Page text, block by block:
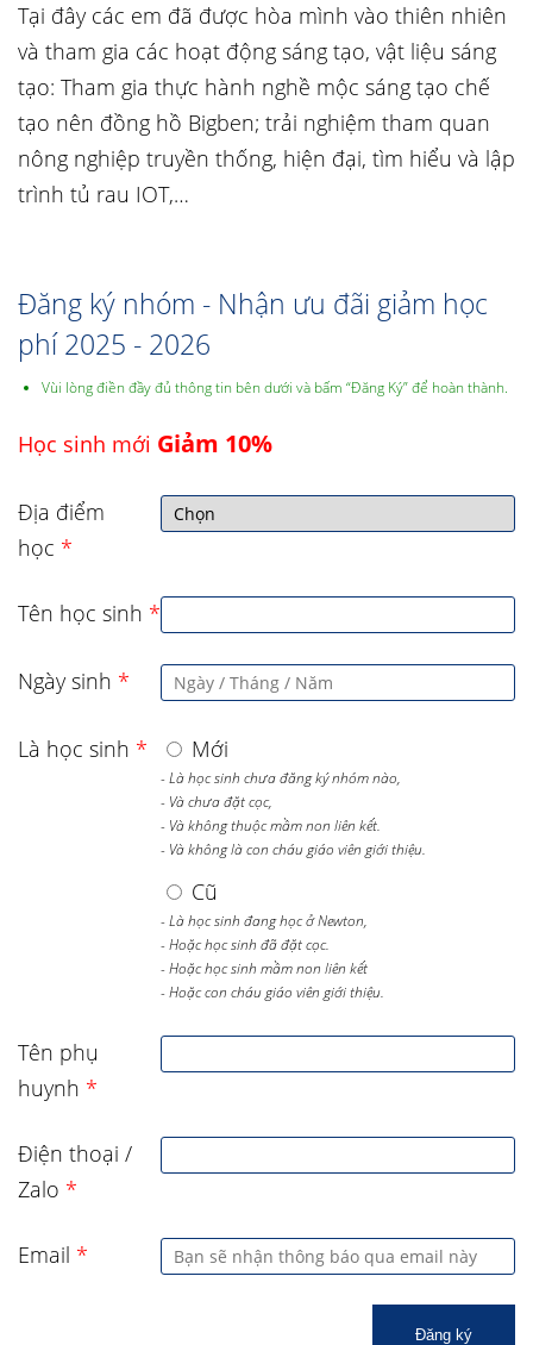
Tại đây các em đã được hòa mình vào thiên nhiên
và tham gia các hoạt động sáng tạo, vật liệu sáng
tạo: Tham gia thực hành nghề mộc sáng tạo chế
tạo nên đồng hồ Bigben; trải nghiệm tham quan
nông nghiệp truyền thống, hiện đại, tìm hiểu và lập
trình tủ rau IOT,…
Đăng ký nhóm - Nhận ưu đãi giảm học
phí 2025 - 2026
Vùi lòng điền đầy đủ thông tin bên dưới và bấm “Đăng Ký” để hoàn thành.
Học sinh mới Giảm 10%
Địa điểm
học *
Tên học sinh *
Ngày sinh *
Là học sinh * Mới
- Là học sinh chưa đăng ký nhóm nào,
- Và chưa đặt cọc,
- Và không thuộc mầm non liên kết.
- Và không là con cháu giáo viên giới thiệu.
Cũ
- Là học sinh đang học ở Newton,
- Hoặc học sinh đã đặt cọc.
- Hoặc học sinh mầm non liên kết
- Hoặc con cháu giáo viên giới thiệu.
Tên phụ
huynh *
Điện thoại /
Zalo *
Email *
Đăng ký